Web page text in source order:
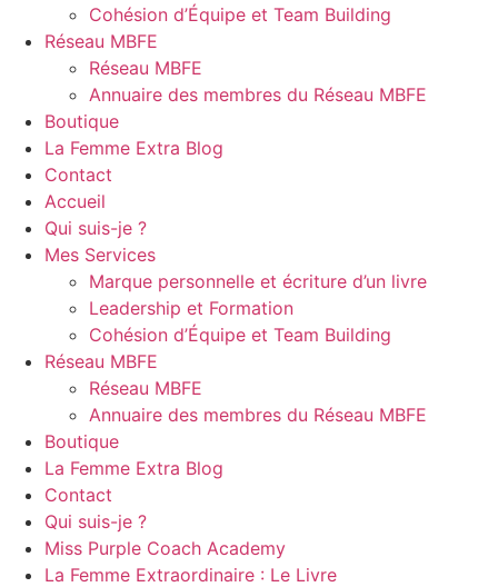
Cohésion d’Équipe et Team Building
Réseau MBFE
Réseau MBFE
Annuaire des membres du Réseau MBFE
Boutique
La Femme Extra Blog
Contact
Accueil
Qui suis-je ?
Mes Services
Marque personnelle et écriture d’un livre
Leadership et Formation
Cohésion d’Équipe et Team Building
Réseau MBFE
Réseau MBFE
Annuaire des membres du Réseau MBFE
Boutique
La Femme Extra Blog
Contact
Qui suis-je ?
Miss Purple Coach Academy
La Femme Extraordinaire : Le Livre